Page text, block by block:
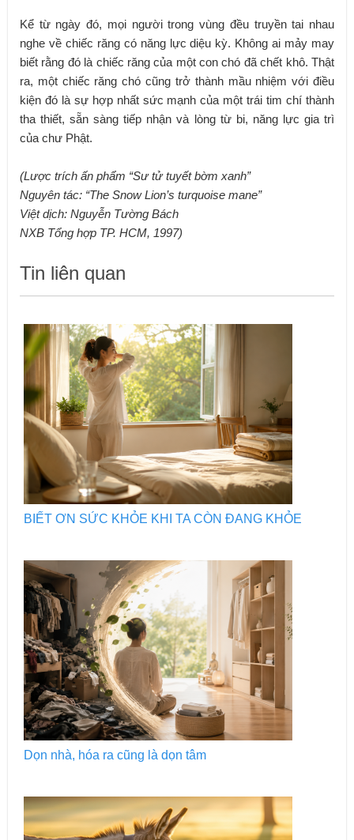
Kể từ ngày đó, mọi người trong vùng đều truyền tai nhau
nghe về chiếc răng có năng lực diệu kỳ. Không ai mảy may
biết rằng đó là chiếc răng của một con chó đã chết khô. Thật
ra, một chiếc răng chó cũng trở thành mầu nhiệm với điều
kiện đó là sự hợp nhất sức mạnh của một trái tim chí thành
tha thiết, sẵn sàng tiếp nhận và lòng từ bi, năng lực gia trì
của chư Phật.
(Lược trích ấn phẩm “Sư tử tuyết bờm xanh”
Nguyên tác: “The Snow Lion’s turquoise mane”
Việt dịch: Nguyễn Tường Bách
NXB Tổng hợp TP. HCM, 1997)
Tin liên quan
BIẾT ƠN SỨC KHỎE KHI TA CÒN ĐANG KHỎE
Dọn nhà, hóa ra cũng là dọn tâm